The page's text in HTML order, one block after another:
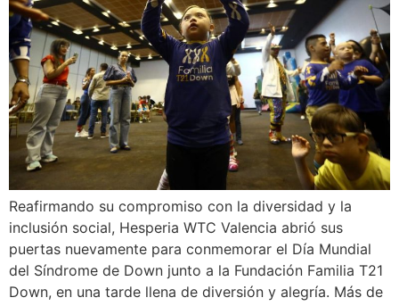
Reafirmando su compromiso con la diversidad y la
inclusión social, Hesperia WTC Valencia abrió sus
puertas nuevamente para conmemorar el Día Mundial
del Síndrome de Down junto a la Fundación Familia T21
Down, en una tarde llena de diversión y alegría. Más de